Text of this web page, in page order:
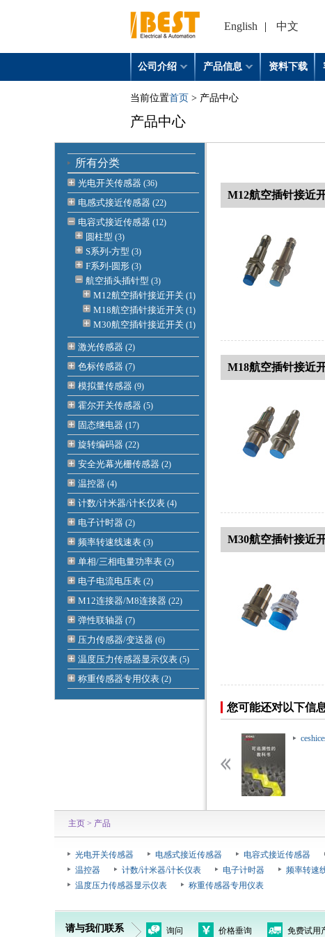
English | 中文
公司介绍 产品信息 资料下载
当前位置首页 > 产品中心
产品中心
所有分类
光电开关传感器 (36)
电感式接近传感器 (22)
电容式接近传感器 (12)
圆柱型 (3)
S系列-方型 (3)
F系列-圆形 (3)
航空插头插针型 (3)
M12航空插针接近开关 (1)
M18航空插针接近开关 (1)
M30航空插针接近开关 (1)
激光传感器 (2)
色标传感器 (7)
模拟量传感器 (9)
霍尔开关传感器 (5)
固态继电器 (17)
旋转编码器 (22)
安全光幕光栅传感器 (2)
温控器 (4)
计数/计米器/计长仪表 (4)
电子计时器 (2)
频率转速线速表 (3)
单相/三相电量功率表 (2)
电子电流电压表 (2)
M12连接器/M8连接器 (22)
弹性联轴器 (7)
压力传感器/变送器 (6)
温度压力传感器显示仪表 (5)
称重传感器专用仪表 (2)
M12航空插针接近
M18航空插针接近
M30航空插针接近
您可能还对以下信
主页 > 产品
光电开关传感器 电感式接近传感器 电容式接近传感器
温控器
计数/计米器/计长仪表 电子计时器 频率转速
温度压力传感器显示仪表
称重传感器专用仪表
请与我们联系 询问 价格垂询 免费试用